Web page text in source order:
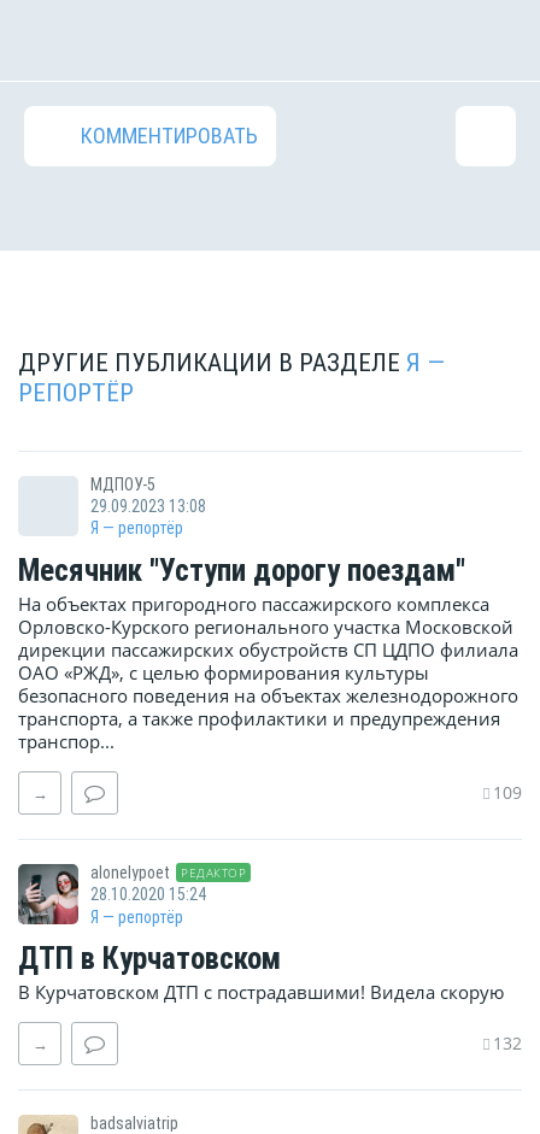
КОММЕНТИРОВАТЬ
ДРУГИЕ ПУБЛИКАЦИИ В РАЗДЕЛЕ Я —
РЕПОРТЁР
МДПОУ-5
29.09.2023 13:08
Я — репортёр
Месячник "Уступи дорогу поездам"
На объектах пригородного пассажирского комплекса
Орловско-Курского регионального участка Московской
дирекции пассажирских обустройств СП ЦДПО филиала
ОАО «РЖД», с целью формирования культуры
безопасного поведения на объектах железнодорожного
транспорта, а также профилактики и предупреждения
транспор...
→ 109
alonelypoet РЕДАКТОР
28.10.2020 15:24
Я — репортёр
ДТП в Курчатовском
В Курчатовском ДТП с пострадавшими! Видела скорую
→ 132
badsalviatrip